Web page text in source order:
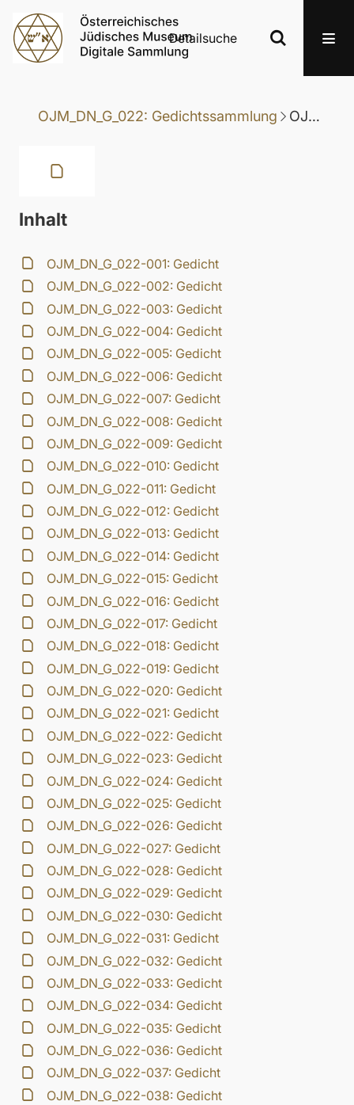
Detailsuche
OJM_DN_G_022: Gedichtssammlung OJM_DN_G_022-039: Gedicht
Inhalt
OJM_DN_G_022-001: Gedicht
OJM_DN_G_022-002: Gedicht
OJM_DN_G_022-003: Gedicht
OJM_DN_G_022-004: Gedicht
OJM_DN_G_022-005: Gedicht
OJM_DN_G_022-006: Gedicht
OJM_DN_G_022-007: Gedicht
OJM_DN_G_022-008: Gedicht
OJM_DN_G_022-009: Gedicht
OJM_DN_G_022-010: Gedicht
OJM_DN_G_022-011: Gedicht
OJM_DN_G_022-012: Gedicht
OJM_DN_G_022-013: Gedicht
OJM_DN_G_022-014: Gedicht
OJM_DN_G_022-015: Gedicht
OJM_DN_G_022-016: Gedicht
OJM_DN_G_022-017: Gedicht
OJM_DN_G_022-018: Gedicht
OJM_DN_G_022-019: Gedicht
OJM_DN_G_022-020: Gedicht
OJM_DN_G_022-021: Gedicht
OJM_DN_G_022-022: Gedicht
OJM_DN_G_022-023: Gedicht
OJM_DN_G_022-024: Gedicht
OJM_DN_G_022-025: Gedicht
OJM_DN_G_022-026: Gedicht
OJM_DN_G_022-027: Gedicht
OJM_DN_G_022-028: Gedicht
OJM_DN_G_022-029: Gedicht
OJM_DN_G_022-030: Gedicht
OJM_DN_G_022-031: Gedicht
OJM_DN_G_022-032: Gedicht
OJM_DN_G_022-033: Gedicht
OJM_DN_G_022-034: Gedicht
OJM_DN_G_022-035: Gedicht
OJM_DN_G_022-036: Gedicht
OJM_DN_G_022-037: Gedicht
OJM_DN_G_022-038: Gedicht